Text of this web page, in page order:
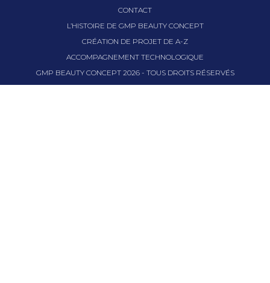
CONTACT
L’HISTOIRE DE GMP BEAUTY CONCEPT
CRÉATION DE PROJET DE A-Z
ACCOMPAGNEMENT TECHNOLOGIQUE
GMP BEAUTY CONCEPT 2026- TOUS DROITS RÉSERVÉS